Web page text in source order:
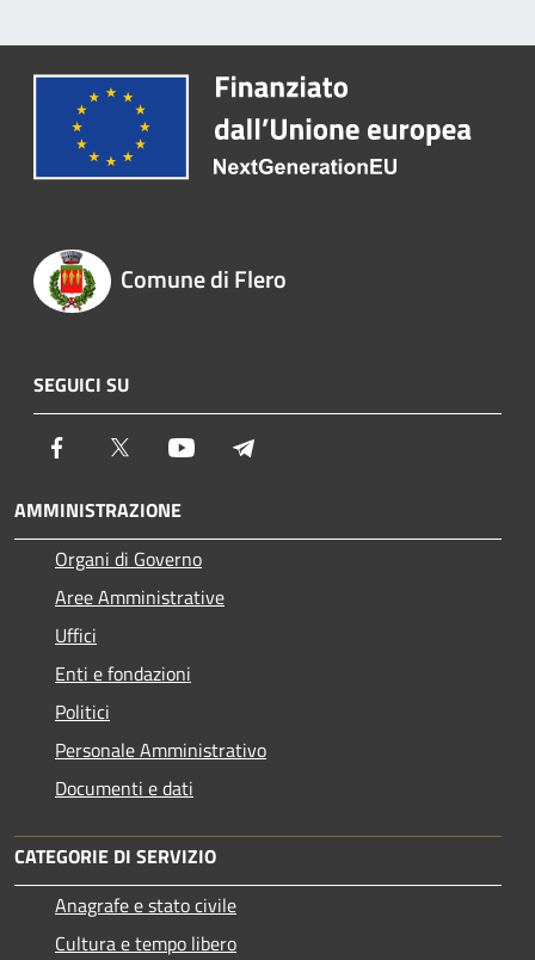
Comune di Flero
SEGUICI SU
Facebook Twitter Youtube
AMMINISTRAZIONE
Organi di Governo
Aree Amministrative
Uffici
Enti e fondazioni
Politici
Personale Amministrativo
Documenti e dati
CATEGORIE DI SERVIZIO
Anagrafe e stato civile
Cultura e tempo libero